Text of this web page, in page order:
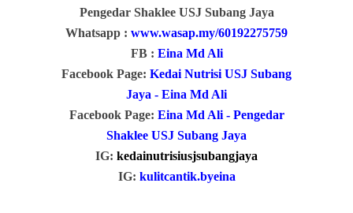
Pengedar Shaklee USJ Subang Jaya
Whatsapp : www.wasap.my/60192275759
FB : Eina Md Ali
Facebook Page: Kedai Nutrisi USJ Subang
Jaya - Eina Md Ali
Facebook Page: Eina Md Ali - Pengedar
Shaklee USJ Subang Jaya
IG: kedainutrisiusjsubangjaya
IG: kulitcantik.byeina